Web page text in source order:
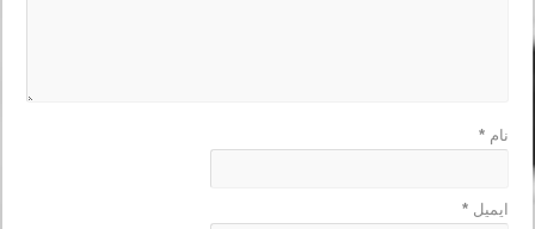
نام*
ایمیل*